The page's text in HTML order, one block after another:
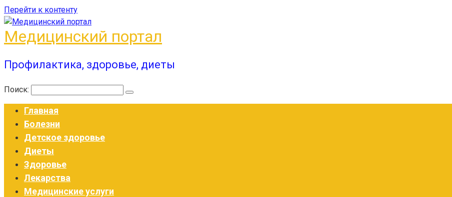
Перейти к контенту
Медицинский портал
Профилактика, здоровье, диеты
Поиск:
Главная
Болезни
Детское здоровье
Диеты
Здоровье
Лекарства
Медицинские услуги